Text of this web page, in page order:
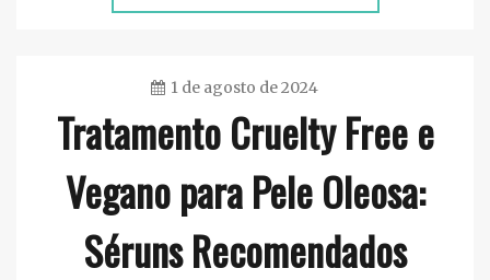
1 de agosto de 2024
Ester
Sena
Silva
Tratamento Cruelty Free e
Vegano para Pele Oleosa:
Séruns Recomendados